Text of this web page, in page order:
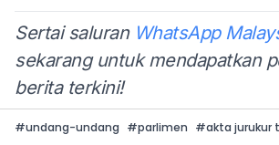
Sertai saluran WhatsApp
sekarang untuk mendapatkan
berita terkini!
#undang-undang #parlimen #akta jurukur